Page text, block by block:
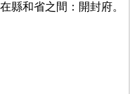
縣和省之間：開封府。